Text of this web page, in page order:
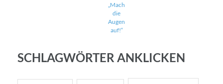
„Mach
die
Augen
auf!“
SCHLAGWÖRTER ANKLICKEN